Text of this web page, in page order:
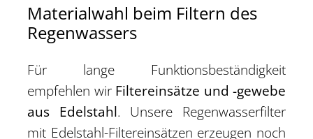
Materialwahl beim Filtern des
Regenwassers
Für lange Funktionsbeständigkeit
empfehlen wir Filtereinsätze und -gewebe
aus Edelstahl. Unsere Regenwasserfilter
mit Edelstahl-Filtereinsätzen erzeugen noch